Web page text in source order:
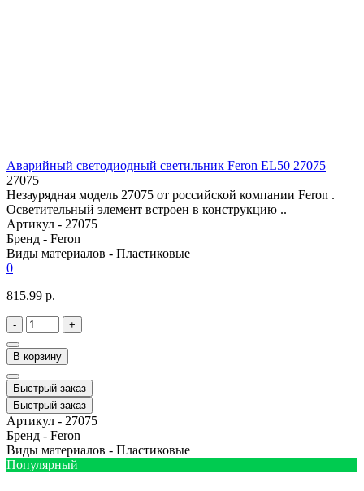
Аварийный светодиодный светильник Feron EL50 27075
27075
Незаурядная модель 27075 от российской компании Feron .
Осветительный элемент встроен в конструкцию ..
Артикул - 27075
Бренд - Feron
Виды материалов - Пластиковые
0
815.99 р.
- +
В корзину
Быстрый заказ
Быстрый заказ
Артикул - 27075
Бренд - Feron
Виды материалов - Пластиковые
Популярный